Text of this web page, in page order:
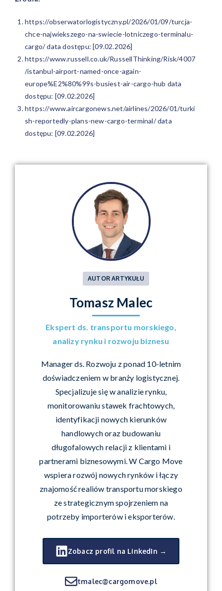
https://obserwatorlogistyczny.pl/2026/01/09/turcja-
chce-najwiekszego-na-swiecie-lotniczego-terminalu-
cargo/data dostępu: [09.02.2026]
https://www.russell.co.uk/RussellThinking/Risk/4007
/istanbul-airport-named-once-again-
europe%E2%80%99s-busiest-air-cargo-hub data
dostępu: [09.02.2026]
https://www.aircargonews.net/airlines/2026/01/turki
sh-reportedly-plans-new-cargo-terminal/data
dostępu: [09.02.2026]
AUTOR ARTYKUŁU
Tomasz Malec
Ekspert ds. transportu morskiego,
analizy rynku i rozwoju biznesu
Manager ds. Rozwoju z ponad 10-letnim
doświadczeniem w branży logistycznej.
Specjalizuje się w analizie rynku,
monitorowaniu stawek frachtowych,
identyfikacji nowych kierunków
handlowych oraz budowaniu
długofalowych relacji z klientami i
partnerami biznesowymi. W Cargo Move
wspiera rozwój nowych rynków i łączy
znajomość realiów transportu morskiego
ze strategicznym spojrzeniem na
potrzeby importerów i eksporterów.
Zobacz profil na LinkedIn →
tmalec@cargomove.pl